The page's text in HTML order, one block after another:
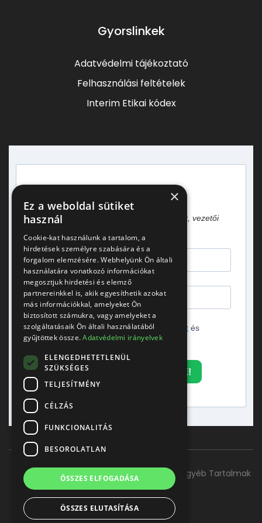
Gyorslinkek
Adatvédelmi tájékoztató
Felhasználási feltételek
Interim Etikai kódex
Gyakorlati tapasztalatok, esettanulmányok, vezetői
Elfogadom azadatvédelmi tájékoztatót és
hozzájárulok a hírlevél küldéséhez.
FELIRATKOZOM A HÍRLEVÉLRE!
Főoldal Szolgáltatásaink Kapcsolat Egyéb Tartalmak
×
Ez a weboldal sütiket
használ
Cookie-kat használunk a tartalom, a
hirdetések személyre szabására és a
forgalom elemzésére. Webhelyünk Ön általi
használatára vonatkozó információkat
megosztjuk hirdetési és elemző
partnereinkkel is, akik egyesíthetik azokat
más információkkal, amelyeket Ön
biztosított számukra, vagy amelyeket a
szolgáltatásaik Ön általi használatából
gyűjtöttek össze.Adatvédelmi irányelvek
ELENGEDHETETLENÜL
SZÜKSÉGES
TELJESÍTMÉNY
CÉLZÁS
FUNKCIONALITÁS
BESOROLATLAN
ÖSSZES ELFOGADÁSA
ÖSSZES ELUTASÍTÁSA